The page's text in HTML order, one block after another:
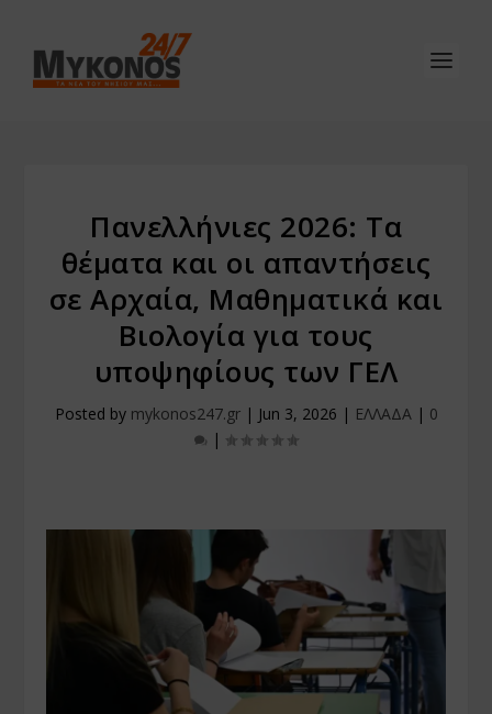
Πανελλήνιες 2026: Τα
θέματα και οι απαντήσεις
σε Αρχαία, Μαθηματικά και
Βιολογία για τους
υποψηφίους των ΓΕΛ
Posted by mykonos247.gr| Jun 3, 2026 | ΕΛΛΑΔΑ| 0
|